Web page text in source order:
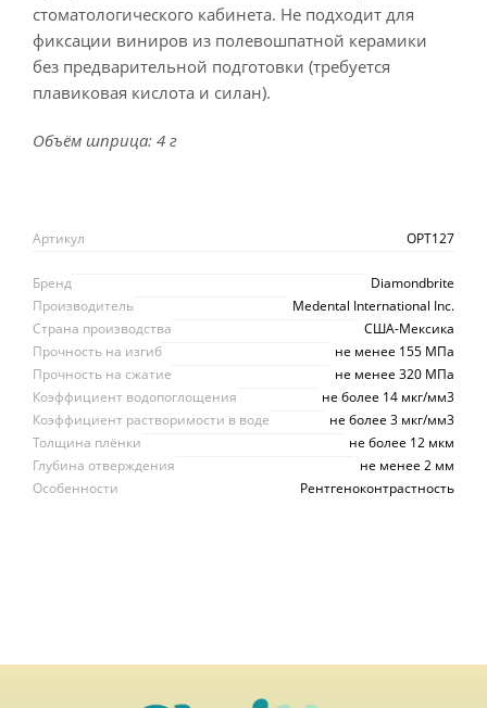
стоматологического кабинета. Не подходит для
фиксации виниров из полевошпатной керамики
без предварительной подготовки (требуется
плавиковая кислота и силан).
Объём шприца: 4 г
Артикул OPT127
Бренд
Diamondbrite
Производитель
Medental International Inc.
Страна производства
США-Мексика
Прочность на изгиб
не менее 155 MПa
Прочность на сжатие
не менее 320 МПа
Коэффициент водопоглощения
не более 14 мкг/мм3
Коэффициент растворимости в воде
не более 3 мкг/мм3
Толщина плёнки
не более 12 мкм
Глубина отверждения
не менее 2 мм
Особенности
Рентгеноконтрастность